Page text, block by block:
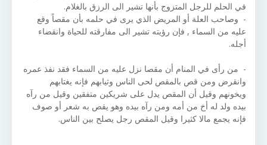
في الحلم للرجل المتزوج بأنها تشير الى الرزق بالغلام.
- وصاحب العلة أو المريض الذي يرى في حلمه بأن مقصاً وقع
عليه من السماء , فإن رؤيته تشير الى مفارقته للحياة وانقضاء
أجله.
- من رأى في المنام أن مقصا نزل عليه من السماء فقد نفذ عمره
وانقرض ومن قص بالمقص لحى الناس وثيابهم فإنه يغتابهم
ويخونهم وقيل أن المقص يدل على شريكين متفقين وقيل من رآه
بيده ولد له أخ من أمه ومن رآه بيده وهو يقص به شعر أو صوف
فإنه يجمع مالا كثيرا وقيل المقص رجل يصلح بين الناس.